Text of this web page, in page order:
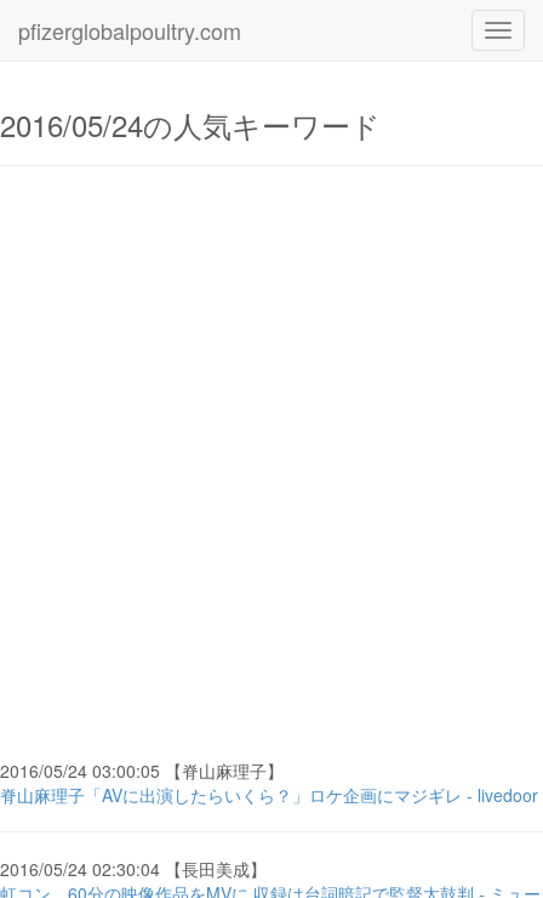
pfizerglobalpoultry.com
2016/05/24の人気キーワード
2016/05/24 03:00:05 【脊山麻理子】
脊山麻理子「AVに出演したらいくら？」ロケ企画にマジギレ - livedoor
2016/05/24 02:30:04 【長田美成】
虹コン、60分の映像作品をMVに 収録は台詞暗記で監督太鼓判 - ミュー